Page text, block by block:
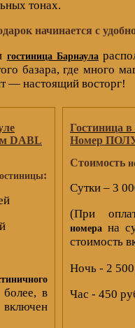
тонах.
начинается с
гостиница Барнаула
базара, где много
— настоящий восторг!
DABL
:
в
Гостиница
Номер
Стоимость
Сутки – 3
(При
номера на
стоимость
Ночь - 2
Час - 450